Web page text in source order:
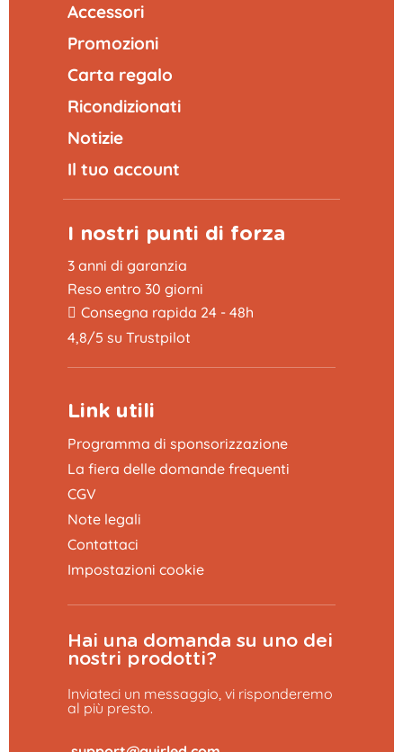
Accessori
Promozioni
Carta regalo
Ricondizionati
Notizie
Il tuo account
I nostri punti di forza
3 anni di garanzia
Reso entro 30 giorni
Consegna rapida 24 - 48h
4,8/5 su Trustpilot
Link utili
Programma di sponsorizzazione
La fiera delle domande frequenti
CGV
Note legali
Contattaci
Impostazioni cookie
Hai una domanda su uno dei
nostri prodotti?
Inviateci un messaggio, vi risponderemo
al più presto.